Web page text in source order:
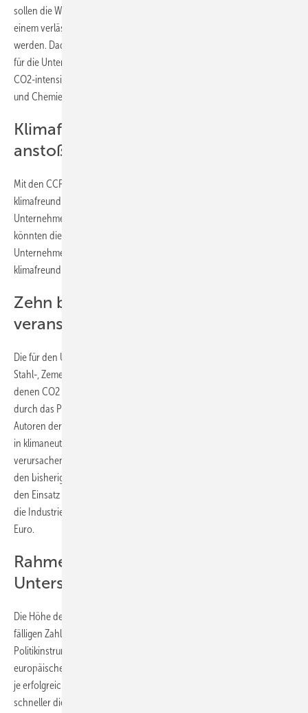
sollen die Wege zur klimaneutralen Produktion für die Industrie mit
einem verlässlichen Förder- und Investitionsrahmen abgesichert
werden. Dadurch solle die Umstellung schneller gehen und die Kosten
für die Unternehmen planbarer werden. Es geht dabei vor allem um
CO2-intensive Industriezweige wie die Zementherstellung, die Stahl-
und Chemieindustrie.
Klimafreundliche Produktion
anstoßen
Mit den CCFD soll der Staat die Refinanzierung der Investitionen in
klimafreundliche Produktionsanlagen garantieren, wenn die
Unternehmen sie nicht allein über den Markt erreichen können. So
könnten die für zehn Jahren angelegten Verträge zwischen Staat und
Unternehmen die Industrietransformation anstoßen, auch wenn die
klimafreundliche Produktion aktuell noch unwirtschaftlich ist.
Zehn bis 43 Milliarden Euro
veranschlagt
Die für den Umstieg notwendigen Kosten für die Umstellung der
Stahl-, Zement- und Ammoniakproduktion – Industriezweige, bei
denen CO2 nicht nur durch die Nutzung von Energie, sondern auch
durch das Produktionsverfahren selbst entsteht – beziffern die
Autoren der Studie auf zehn bis 43 Milliarden Euro. Die Investitionen
in klimaneutrale Produktion allein in diesen Industriezweigen
verursachen Zusatzkosten von acht Milliarden Euro im Vergleich zu
den bisherigen Verfahren. Dazu kommen noch die Mehrkosten für
den Einsatz von Wasserstoff statt fossiler Brennstoffe. Dafür brauche
die Industrie Investitionsgarantien in Höhe von zwei bis 34 Milliarden
Euro.
Rahmenbedingungen bestimmen die
Unterstützungsskosten
Die Höhe der über die Laufzeit der Klimaschutzverträge tatsächlich
fälligen Zahlungen hänge jedoch auch von der Entwicklung anderer
Politikinstrumente ab. Dazu gehört unter anderem eine Reform des
europäischen Emissionshandels. „Die Zahlung fällt umso geringer aus,
je erfolgreicher der Aufbau von Infrastrukturen voranschreitet, je
schneller die Kosten für erneuerbaren Strom und Wasserstoff gesenkt